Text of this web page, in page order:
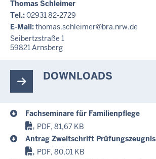
Thomas Schleimer
Tel.:02931 82-2729
E-Mail:thomas.schleimer@bra.nrw.de
Seibertzstraße 1
59821Arnsberg
DOWNLOADS
Fachseminare für Familienpflege
PDF, 81,67 KB
Antrag Zweitschrift Prüfungszeugnis
PDF, 80,01 KB